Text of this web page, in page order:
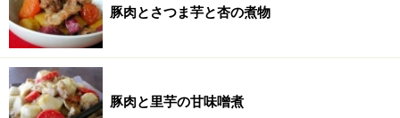
豚肉とさつま芋と杏の煮物
豚肉と里芋の甘味噌煮